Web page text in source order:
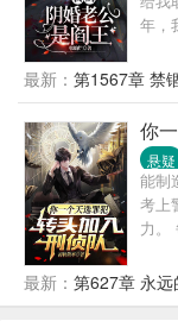
有动
年，
外的
阴
为
最新： 第1567章 禁
你
悬疑
能制
考上
力。
十万
毕
最新： 第627章 永远